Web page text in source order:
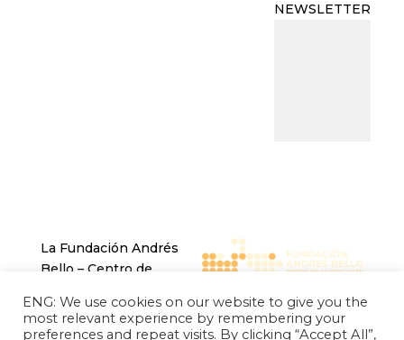
NEWSLETTER
La Fundación Andrés
Bello – Centro de
Latinoamericano es una
entidad sin fines de
ENG: We use cookies on our website to give you the
most relevant experience by remembering your
preferences and repeat visits. By clicking “Accept All”,